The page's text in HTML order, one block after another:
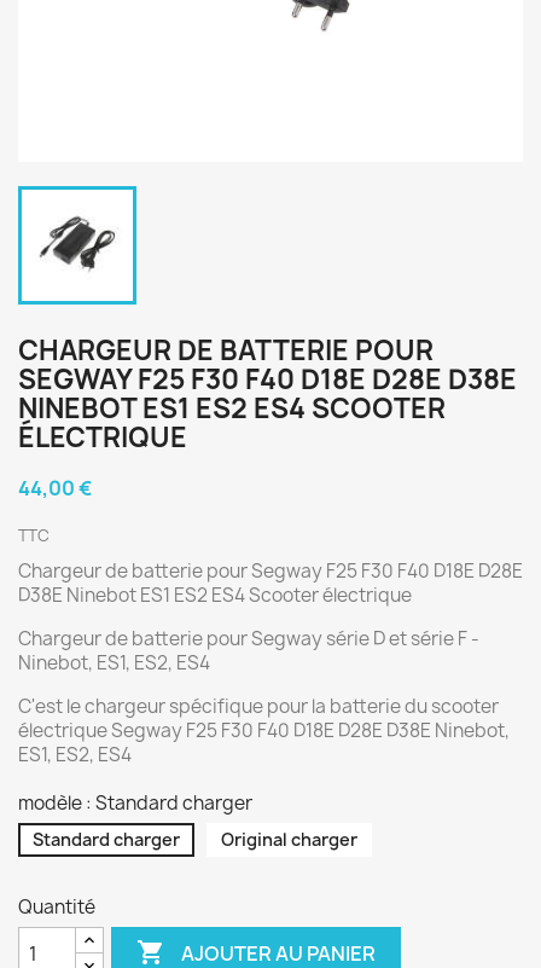
CHARGEUR DE BATTERIE POUR
SEGWAY F25 F30 F40 D18E D28E D38E
NINEBOT ES1 ES2 ES4 SCOOTER
ÉLECTRIQUE
44,00 €
TTC
Chargeur de batterie pour Segway F25 F30 F40 D18E D28E
D38E Ninebot ES1 ES2 ES4 Scooter électrique
Chargeur de batterie pour Segway série D et série F -
Ninebot, ES1, ES2, ES4
C'est le chargeur spécifique pour la batterie du scooter
électrique Segway F25 F30 F40 D18E D28E D38E Ninebot,
ES1, ES2, ES4
modèle : Standard charger
Standard charger Original charger
Quantité
 AJOUTER AU PANIER